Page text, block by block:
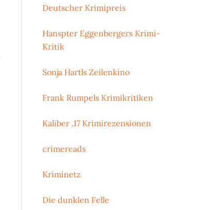
Deutscher Krimipreis
Hanspter Eggenbergers Krimi-
Kritik
Sonja Hartls Zeilenkino
Frank Rumpels Krimikritiken
Kaliber .17 Krimirezensionen
crimereads
Kriminetz
Die dunklen Felle